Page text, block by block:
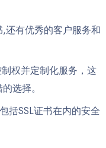
,还有优秀的客户服务和
权并定制化服务，这
选择。
括SSL证书在内的安全